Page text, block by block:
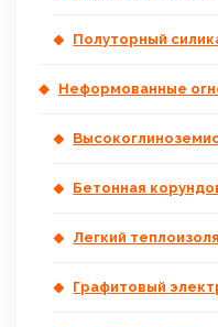
Полуторный
Неформованные
Бетонная
Легкий
Графитовый